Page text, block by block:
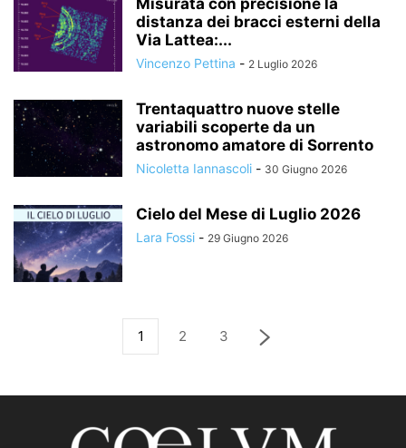
Misurata con precisione la
distanza dei bracci esterni della
Via Lattea:...
Vincenzo Pettina - 2 Luglio 2026
Trentaquattro nuove stelle
variabili scoperte da un
astronomo amatore di Sorrento
Nicoletta Iannascoli - 30 Giugno 2026
Cielo del Mese di Luglio 2026
Lara Fossi - 29 Giugno 2026
1 2 3